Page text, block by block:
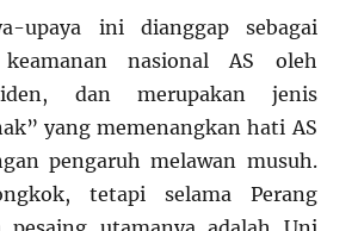
upaya ini dianggap sebagai
nasional AS oleh
dan merupakan jenis
yang memenangkan hati AS
pengaruh melawan musuh.
tetapi selama Perang